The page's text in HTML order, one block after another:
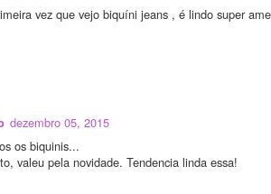
vez que vejo biquíni jeans , é lindo super
dezembro 05, 2015
os biquinis...
valeu pela novidade. Tendencia linda essa!